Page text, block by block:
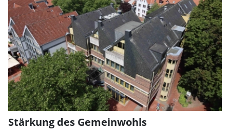
das eigentliche Sparkassengebäude für mehrere
Millionen Euro rundum erneuert wird. Auf rund 96
Quadratmetern ist jetzt alles untergebracht, was es für
den laufenden Betrieb braucht: Schreibtische,
Beratungsplätze, Akten – und sogar die
Geldautomaten sind mit umgezogen.
Stärkung des Gemeinwohls